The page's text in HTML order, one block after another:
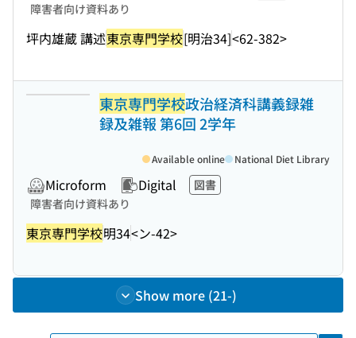
障害者向け資料あり
坪内雄蔵 講述東京専門学校[明治34]<62-382>
東京専門学校政治経済科講義録雑
録及雑報 第6回 2学年
Microform Digital
図書
障害者向け資料あり
東京専門学校明34<ン-42>
Available online National Diet Library
Show more (21-)